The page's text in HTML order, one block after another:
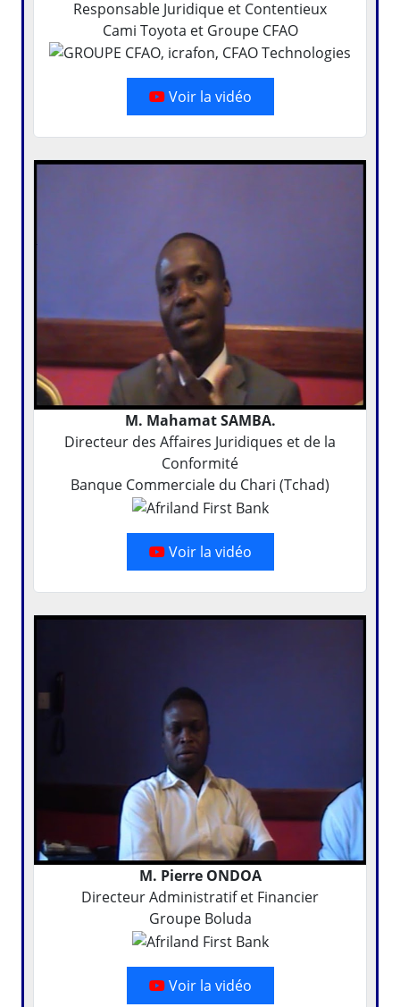
Responsable Juridique et Contentieux
Cami Toyota et Groupe CFAO
Voir la vidéo
M. Mahamat SAMBA.
Directeur des Affaires Juridiques et de la
Conformité
Banque Commerciale du Chari (Tchad)
Voir la vidéo
M. Pierre ONDOA
Directeur Administratif et Financier
Groupe Boluda
Voir la vidéo